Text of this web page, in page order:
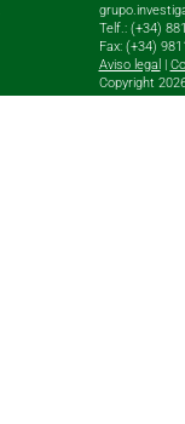
Telf.: (+34)
Fax: (+34)
Aviso legal |
Copyright